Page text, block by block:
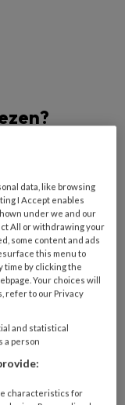
Log dan in
data, like browsing
I Accept enables
under we and our
All or withdrawing your
some content and ads
this menu to
time by clicking the
Your choices will
refer to our Privacy
and statistical
a person
characteristics for